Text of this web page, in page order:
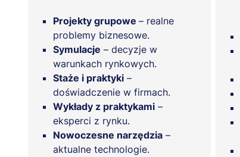
Projekty grupowe – realne
problemy biznesowe.
Symulacje – decyzje w
warunkach rynkowych.
Staże i praktyki –
doświadczenie w firmach.
Wykłady z praktykami –
eksperci z rynku.
Nowoczesne narzędzia –
aktualne technologie.